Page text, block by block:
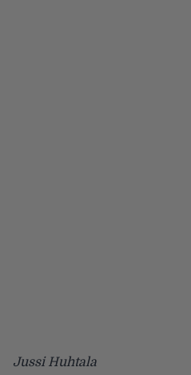
Jussi Huhtala